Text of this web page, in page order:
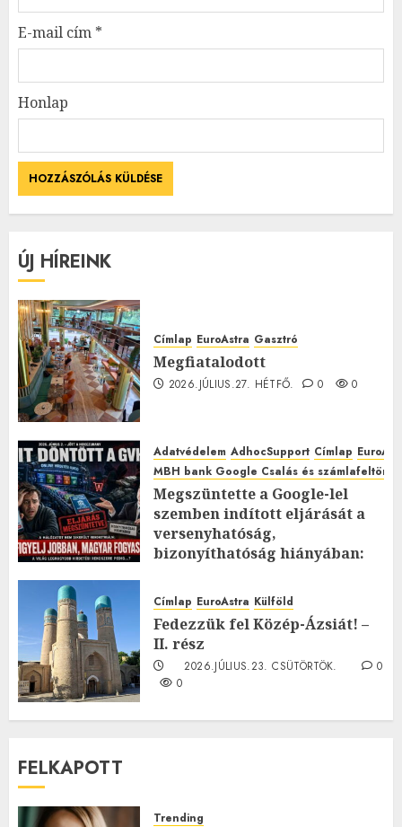
E-mail cím *
Honlap
ÚJ HÍREINK
Címlap EuroAstra Gasztró
Megfiatalodott
2026.JÚLIUS.27. HÉTFŐ. 0 0
Adatvédelem AdhocSupport Címlap
MBH bank Google Csalás és
Megszüntette a Google-lel
szemben indított eljárását a
versenyhatóság,
bizonyíthatóság hiányában:
2026.JÚLIUS.23. CSÜTÖRTÖK.
0
Címlap EuroAstra Külföld
Fedezzük fel Közép-Ázsiát! –
II. rész
2026.JÚLIUS.23. CSÜTÖRTÖK.
0
0
FELKAPOTT
Trending